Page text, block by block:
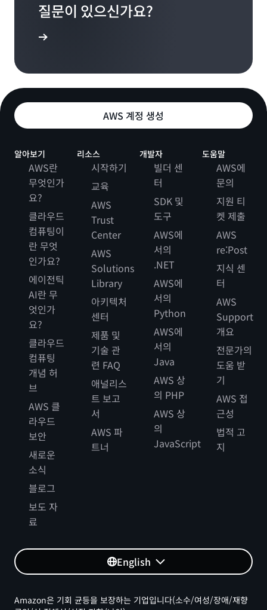
질문이 있으신가요?
AWS 계정 생성
알아보기
AWS란
무엇인가
요?
클라우드
컴퓨팅이
란 무엇
인가요?
에이전틱
AI란 무
엇인가
요?
클라우드
컴퓨팅
개념 허
브
AWS 클
라우드
보안
새로운
소식
블로그
보도 자
료
리소스
시작하기
교육
AWS
Trust
Center
AWS
Solutions
Library
아키텍처
센터
제품 및
기술 관
련 FAQ
애널리스
트 보고
서
AWS 파
트너
개발자
빌더 센
터
SDK 및
도구
AWS에
서의
.NET
AWS에
서의
Python
AWS에
서의
Java
AWS 상
의 PHP
AWS 상
의
JavaScript
도움말
AWS에
문의
지원 티
켓 제출
AWS
re:Post
지식 센
터
AWS
Support
개요
전문가의
도움 받
기
AWS 접
근성
법적 고
지
English
Amazon은 기회 균등을 보장하는 기업입니다(소수/여성/장애/재향